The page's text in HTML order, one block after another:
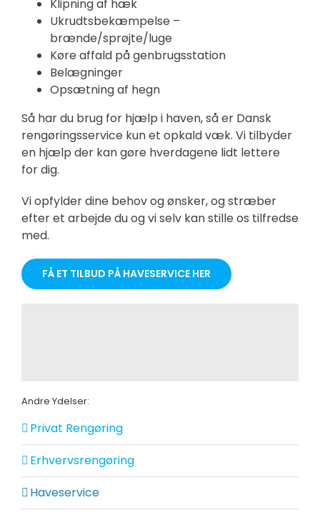
Klipning af hæk
Ukrudtsbekæmpelse –
brænde/sprøjte/luge
Køre affald på genbrugsstation
Belægninger
Opsætning af hegn
Så har du brug for hjælp i haven, så er Dansk
rengøringsservice kun et opkald væk. Vi tilbyder
en hjælp der kan gøre hverdagene lidt lettere
for dig.
Vi opfylder dine behov og ønsker, og stræber
efter et arbejde du og vi selv kan stille os tilfredse
med.
FÅ ET TILBUD PÅ HAVESERVICE HER
Andre Ydelser:
Privat Rengøring
Erhvervsrengøring
Haveservice